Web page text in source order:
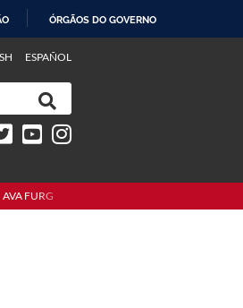
ÓRGÃOS DO GOVERNO
ESPAÑOL
AVA FURG